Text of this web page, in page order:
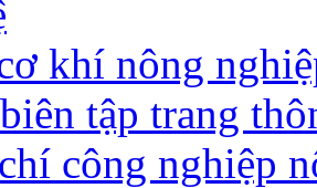
khí nông
tập trang
công nghiệp